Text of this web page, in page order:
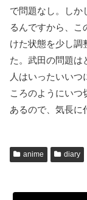
で問題なし。しか
るんですから、こ
けた状態を少し調
た。武田の問題は
人はいったいい
ころのようにいつ
あるので、気長に
anime diary